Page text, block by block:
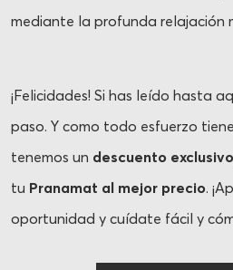
mediante la profunda relajación
¡Felicidades! Si has leído hasta
paso. Y como todo esfuerzo
tenemos un descuento exclusivo
tu Pranamat al mejor precio.
oportunidad y cuídate fácil y